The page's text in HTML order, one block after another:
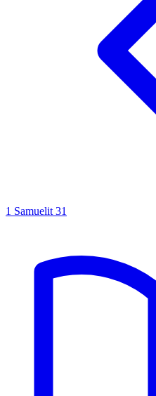
1 Samuelit 31